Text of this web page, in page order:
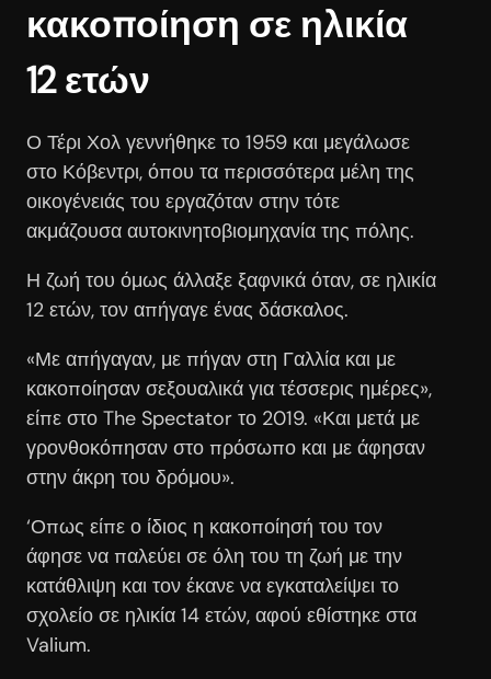
κακοποίηση σε ηλικία
12 ετών
Ο Τέρι Χολ γεννήθηκε το 1959 και μεγάλωσε
στο Κόβεντρι, όπου τα περισσότερα μέλη της
οικογένειάς του εργαζόταν στην τότε
ακμάζουσα αυτοκινητοβιομηχανία της πόλης.
Η ζωή του όμως άλλαξε ξαφνικά όταν, σε ηλικία
12 ετών, τον απήγαγε ένας δάσκαλος.
«Με απήγαγαν, με πήγαν στη Γαλλία και με
κακοποίησαν σεξουαλικά για τέσσερις ημέρες»,
είπε στο The Spectator το 2019. «Και μετά με
γρονθοκόπησαν στο πρόσωπο και με άφησαν
στην άκρη του δρόμου».
‘Οπως είπε ο ίδιος η κακοποίησή του τον
άφησε να παλεύει σε όλη του τη ζωή με την
κατάθλιψη και τον έκανε να εγκαταλείψει το
σχολείο σε ηλικία 14 ετών, αφού εθίστηκε στα
Valium.